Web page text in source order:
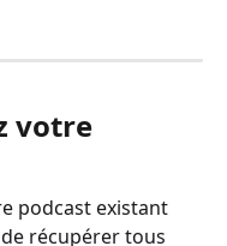
votre
podcast existant
récupérer tous